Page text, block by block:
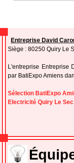
Entreprise David
Siège : 80250 Quiry Le
L'entreprise Entreprise
par BatiExpo Amiens
Sélection BatiExpo
Electricité Quiry Le Sec